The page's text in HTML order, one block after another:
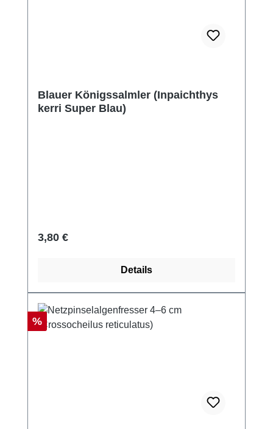
Blauer Königssalmler (Inpaichthys
kerri Super Blau)
Regulärer Preis:
3,80 €
Details
Rabatt
%